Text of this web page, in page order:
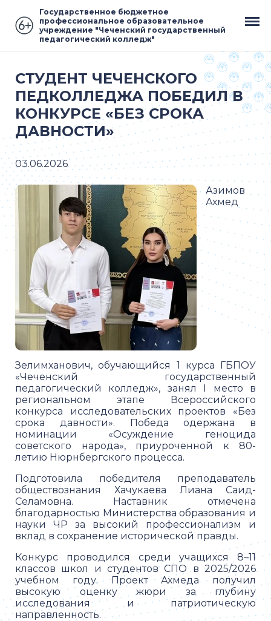
Государственное бюджетное
профессиональное образовательное
учреждение "Чеченский государственный
педагогический колледж"
СТУДЕНТ ЧЕЧЕНСКОГО
ПЕДКОЛЛЕДЖА ПОБЕДИЛ В
КОНКУРСЕ «БЕЗ СРОКА
ДАВНОСТИ»
03.06.2026
Азимов
Ахмед
Зелимханович, обучающийся 1 курса ГБПОУ
«Чеченский государственный
педагогический колледж», занял I место в
региональном этапе Всероссийского
конкурса исследовательских проектов «Без
срока давности». Победа одержана в
номинации «Осуждение геноцида
советского народа», приуроченной к 80-
летию Нюрнбергского процесса.
Подготовила победителя преподаватель
обществознания Хачукаева Лиана Саид-
Селамовна. Наставник отмечена
благодарностью Министерства образования и
науки ЧР за высокий профессионализм и
вклад в сохранение исторической правды.
Конкурс проводился среди учащихся 8–11
классов школ и студентов СПО в 2025/2026
учебном году. Проект Ахмеда получил
высокую оценку жюри за глубину
исследования и патриотическую
направленность.